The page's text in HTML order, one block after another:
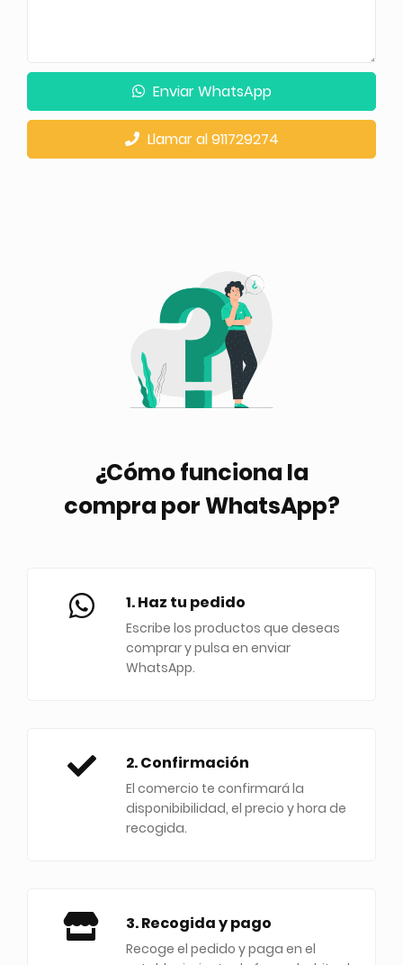
Enviar WhatsApp
Llamar al 911729274
¿Cómo funciona la
compra por WhatsApp?
1. Haz tu pedido
Escribe los productos que deseas
comprar y pulsa en enviar
WhatsApp.
2. Confirmación
El comercio te confirmará la
disponibibilidad, el precio y hora de
recogida.
3. Recogida y pago
Recoge el pedido y paga en el